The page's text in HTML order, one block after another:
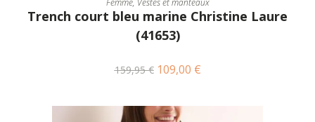
Trench court bleu marine Christine Laure
(41653)
159,95€ 109,00 €